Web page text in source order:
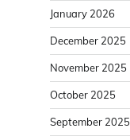
January 2026
December 2025
November 2025
October 2025
September 2025